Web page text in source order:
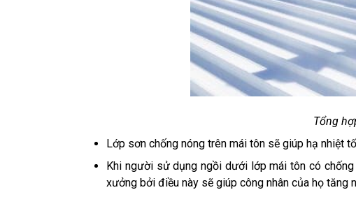
Tổng
Lớp sơn chống nóng trên mái tôn sẽ giúp hạ nhiệt
Khi người sử dụng ngồi dưới lớp mái tôn có
xưởng bởi điều này sẽ giúp công nhân của họ tăng